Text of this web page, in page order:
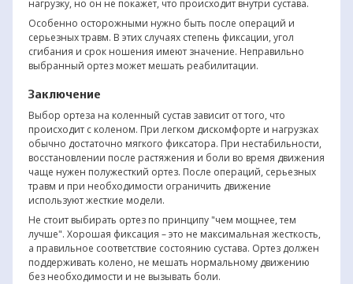
нагрузку, но он не покажет, что происходит внутри сустава.
Особенно осторожными нужно быть после операций и
серьезных травм. В этих случаях степень фиксации, угол
сгибания и срок ношения имеют значение. Неправильно
выбранный ортез может мешать реабилитации.
Заключение
Выбор ортеза на коленный сустав зависит от того, что
происходит с коленом. При легком дискомфорте и нагрузках
обычно достаточно мягкого фиксатора. При нестабильности,
восстановлении после растяжения и боли во время движения
чаще нужен полужесткий ортез. После операций, серьезных
травм и при необходимости ограничить движение
используют жесткие модели.
Не стоит выбирать ортез по принципу "чем мощнее, тем
лучше". Хорошая фиксация – это не максимальная жесткость,
а правильное соответствие состоянию сустава. Ортез должен
поддерживать колено, не мешать нормальному движению
без необходимости и не вызывать боли.